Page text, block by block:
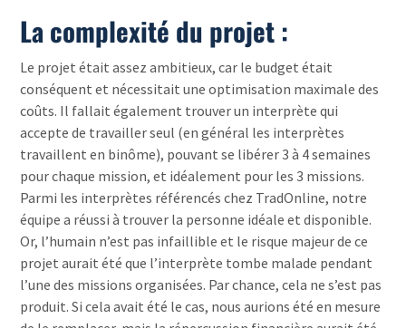
La complexité du projet :
Le projet était assez ambitieux, car le budget était
conséquent et nécessitait une optimisation maximale des
coûts. Il fallait également trouver un interprète qui
accepte de travailler seul (en général les interprètes
travaillent en binôme), pouvant se libérer 3 à 4 semaines
pour chaque mission, et idéalement pour les 3 missions.
Parmi les interprètes référencés chez TradOnline, notre
équipe a réussi à trouver la personne idéale et disponible.
Or, l’humain n’est pas infaillible et le risque majeur de ce
projet aurait été que l’interprète tombe malade pendant
l’une des missions organisées. Par chance, cela ne s’est pas
produit. Si cela avait été le cas, nous aurions été en mesure